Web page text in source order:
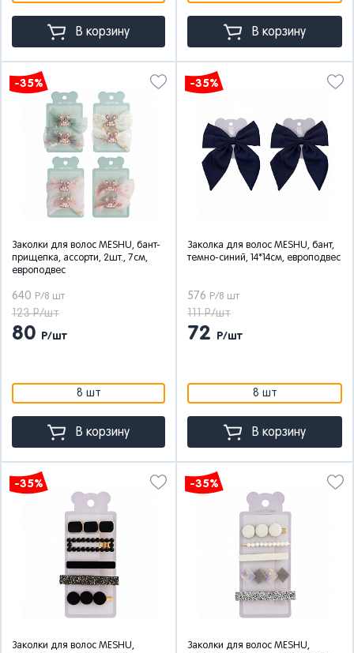
В корзину В корзину
-35%
Заколки для волос MESHU, бант-
прищепка, ассорти, 2шт., 7см,
европодвес
640 Р/8 шт
123 Р/шт
80 Р/шт
8 шт
В корзину
-35%
Заколка для волос MESHU, бант,
темно-синий, 14*14см, европодвес
576 Р/8 шт
111 Р/шт
72 Р/шт
8 шт
В корзину
-35%
Заколки для волос MESHU,
-35%
Заколки для волос MESHU,